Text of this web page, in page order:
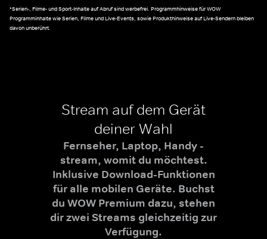
*Serien-, Filme- und Sport-Inhalte auf Abruf sind werbefrei. Programmhinweise für WOW
Programminhalte wie Serien, Filme und Live-Events, sowie Produkthinweise auf Live-Sendern bleiben
davon unberührt.
Stream auf dem Gerät
deiner Wahl
Fernseher, Laptop, Handy -
stream, womit du möchtest.
Inklusive Download-Funktionen
für alle mobilen Geräte. Buchst
du WOW Premium dazu, stehen
dir zwei Streams gleichzeitig zur
Verfügung.